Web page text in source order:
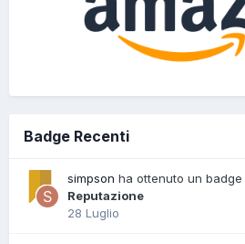
Badge Recenti
simpson ha ottenuto un badge
Reputazione
28 Luglio